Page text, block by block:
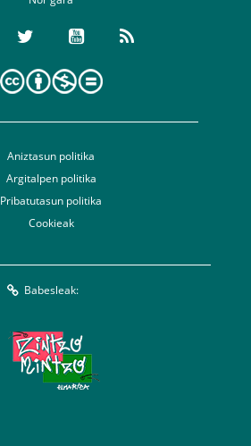
Aniztasun politika
Argitalpen politika
Pribatutasun politika
Cookieak
Babesleak: